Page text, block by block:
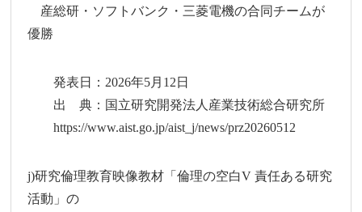
産総研・ソフトバンク・三菱電機の合同チームが
優勝
発表日：2026年5月12日
出 典：国立研究開発法人産業技術総合研究所
https://www.aist.go.jp/aist_j/news/prz20260512
j)研究倫理教育映像教材「倫理の空白V 責任ある研究
活動」の